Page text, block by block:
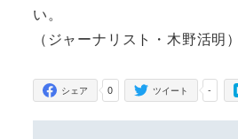
い。
（ジャーナリスト・木野活明）
0
シェア -
ツイート